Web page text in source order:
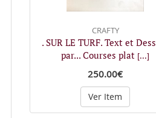
CRAFTY
. SUR LE TURF. Text et
par... Courses plat [...]
250.00€
Ver Item